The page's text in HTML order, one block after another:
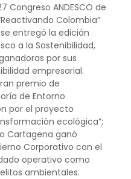
Congreso ANDESCO de
Colombia”
entregó la edición
a la Sostenibilidad,
por sus
empresarial.
premio de
de Entorno
por el proyecto
ecológica”;
Cartagena ganó
Corporativo con el
operativo como
ambientales.